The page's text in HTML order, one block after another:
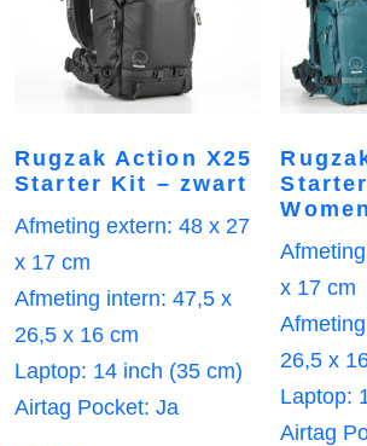
Rugzak Action X25
Starter Kit – zwart
Afmeting extern: 48 x 27
x 17 cm
Afmeting intern: 47,5 x
26,5 x 16 cm
Laptop: 14 inch (35 cm)
Airtag Pocket: Ja
x 17 cm
26,5 x
Laptop:
Airtag